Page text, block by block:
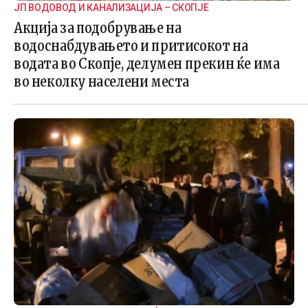
ЈП ВОДОВОД И КАНАЛИЗАЦИЈА – СКОПЈЕ
Акција за подобрување на
водоснабдувањето и притисокот на
водата во Скопје, делумен прекин ќе има
во неколку населени места